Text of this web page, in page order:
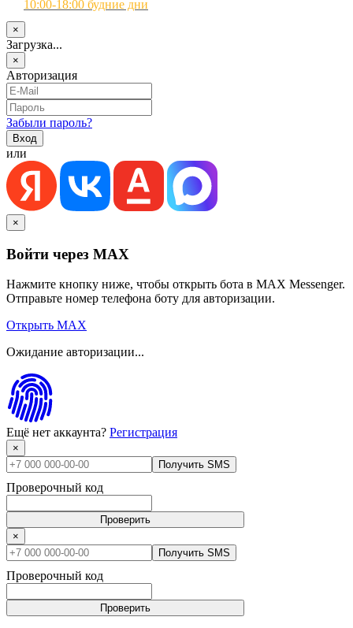
10:00-18:00 будние дни
×
Загрузка...
×
Авторизация
Забыли пароль?
или
×
Войти через MAX
Нажмите кнопку ниже, чтобы открыть бота в MAX Messenger.
Отправьте номер телефона боту для авторизации.
Открыть MAX
Ожидание авторизации...
Ещё нет аккаунта? Регистрация
×
Получить SMS
Проверочный код
Проверить
×
Получить SMS
Проверочный код
Проверить